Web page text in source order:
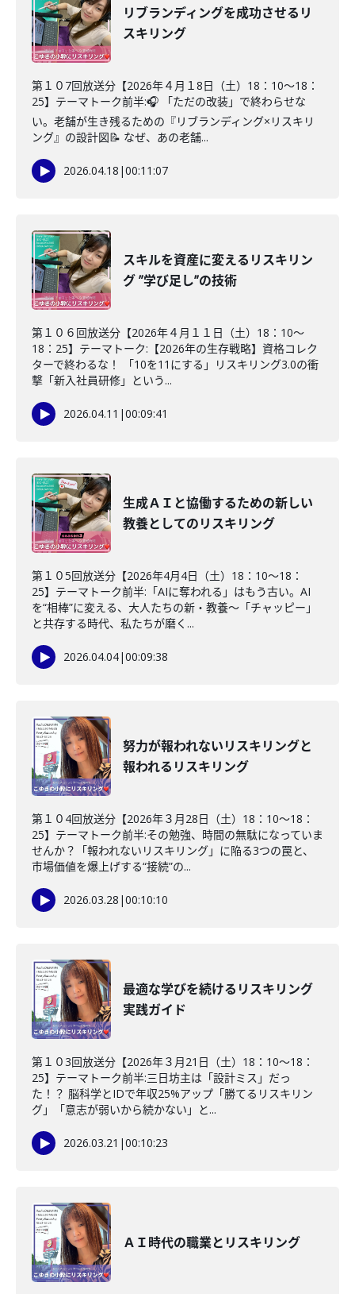
リブランディングを成功させるリ
スキリング
第１０7回放送分【2026年４月１8日（土）18：10～18：
25】テーマトーク前半:🎧 「ただの改装」で終わらせな
い。老舗が生き残るための『リブランディング×リスキリ
ング』の設計図📝 なぜ、あの老舗...
2026.04.18 |00:11:07
スキルを資産に変えるリスキリン
グ ”学び足し”の技術
第１０６回放送分【2026年４月１１日（土）18：10～
18：25】テーマトーク:【2026年の生存戦略】資格コレク
ターで終わるな！ 「10を11にする」リスキリング3.0の衝
撃「新入社員研修」という...
2026.04.11 |00:09:41
生成ＡＩと協働するための新しい
教養としてのリスキリング
第１０5回放送分【2026年4月4日（土）18：10～18：
25】テーマトーク前半:「AIに奪われる」はもう古い。AI
を“相棒”に変える、大人たちの新・教養〜「チャッピー」
と共存する時代、私たちが磨く...
2026.04.04|00:09:38
努力が報われないリスキリングと
報われるリスキリング
第１０4回放送分【2026年３月28日（土）18：10～18：
25】テーマトーク前半:その勉強、時間の無駄になっていま
せんか？「報われないリスキリング」に陥る3つの罠と、
市場価値を爆上げする“接続”の...
2026.03.28 |00:10:10
最適な学びを続けるリスキリング
実践ガイド
第１０3回放送分【2026年３月21日（土）18：10～18：
25】テーマトーク前半:三日坊主は「設計ミス」だっ
た！？ 脳科学とIDで年収25%アップ「勝てるリスキリン
グ」「意志が弱いから続かない」と...
2026.03.21 |00:10:23
ＡＩ時代の職業とリスキリング